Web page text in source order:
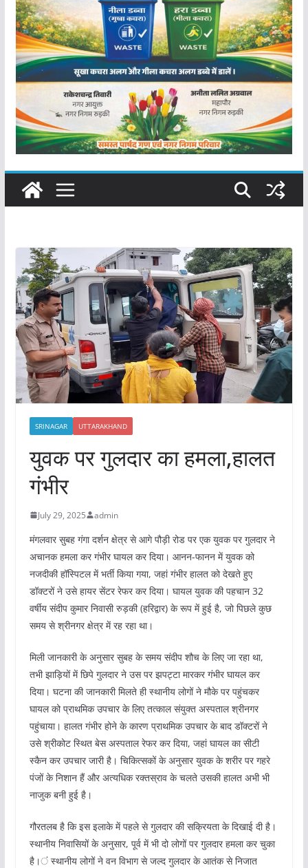
SRINAGAR UTTARAKHAND
युवक पर गुलदार का हमला,हालत
गंभीर
July 29, 2025 admin
मंगलवार सुबह गंगा दर्शन क्षेत्र से आगे पौड़ी रोड पर एक युवक पर गुलदार ने
अचानक हमला कर गंभीर घायल कर दिया। आनन-फानन में युवक को
नजदीकी हॉस्पिटल में भर्ती किया गया, जहां गंभीर हालत को देखते हुए
डॉक्टरों ने उसे हायर सेंटर रेफर कर दिया। घायल युवक की पहचान 32
वर्षीय संदीप कुमार निवासी रुड़की (हरिद्वार) के रूप में हुई है, जो पिछले कुछ
समय से श्रीनगर क्षेत्र में रह रहा था।
मिली जानकारी के अनुसार सुबह के समय संदीप शौच के लिए जा रहा था,
तभी झाड़ियों में छिपे गुलदार ने उस पर झपट्टा मारकर गंभीर घायल कर
दिया। घटना की जानकारी मिलते ही स्थानीय लोगों ने मौके पर पहुंचकर
घायल को प्राथमिक उपचार के लिए तत्काल संयुक्त अस्पताल श्रीनगर
पहुंचाया। हालत गंभीर होने के कारण प्राथमिक उपचार के बाद डॉक्टरों ने
उसे श्रीकोट स्थित बेस अस्पताल रेफर कर दिया, जहां घायल का सीटी
स्कैन कर उपचार जारी है। चिकित्सकों के अनुसार युवक के शरीर पर गहरे
पंजों के निशान हैं और अत्यधिक रक्तस्राव के चलते उसकी हालत अभी भी
नाजुक बनी हुई है।
गौरतलब है कि इस इलाके में पहले से गुलदार की सक्रियता के दिखाई दी है।
स्थानीय निवासियों के अनुसार, पूर्व में भी दो लोगों पर गुलदार हमला कर चुका
है।ं स्थानीय लोगों ने वन विभाग से जल्द गुलदार के आतंक से निजात